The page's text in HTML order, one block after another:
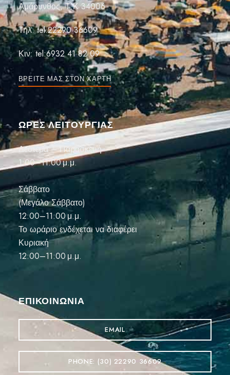
Αμάρυνθος, Τ.Κ 34006
Τηλ:tel:22290 36609
Κιν:tel:6932 41 82 09
ΒΡΕΊΤΕ ΜΑΣ ΣΤΟΝ ΧΆΡΤΗ
ΏΡΕΣ ΛΕΙΤΟΥΡΓΙΑΣ
Δευτέρα – Παρασκευή
1:00–11:00 μ.μ.
Σάββατο
(Μεγάλο Σάββατο)
12:00–11:00 μ.μ.
Το ωράριο ενδέχεται να διαφέρει
Κυριακή
12:00–11:00 μ.μ.
ΕΠΙΚΟΙΝΩΝΊΑ
EMAIL
PHONE: (30) 22290 36609